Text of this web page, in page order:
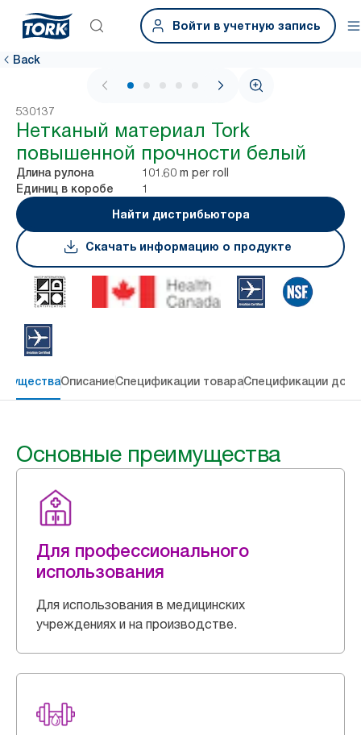
Войти в учетную запись
Back
1 / 7
530137
Нетканый материал Tork
повышенной прочности белый
Длина рулона 101.60 m per roll
Единиц в коробе
1
Найти дистрибьютора
Скачать информацию о продукте
ОписаниеСпецификации товараСпецификации
Основные преимущества
Для профессионального
использования
Для использования в медицинских
учреждениях и на производстве.